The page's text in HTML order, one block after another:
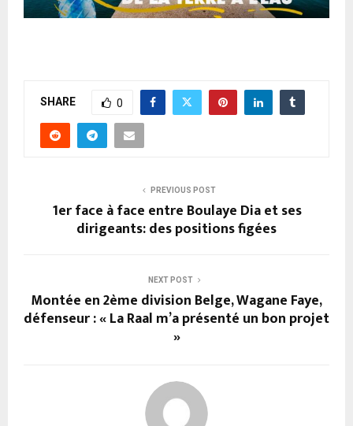
SHARE 0
PREVIOUS POST
1er face à face entre Boulaye Dia et ses
dirigeants: des positions figées
NEXT POST
Montée en 2ème division Belge, Wagane Faye,
défenseur : « La Raal m’a présenté un bon projet
»